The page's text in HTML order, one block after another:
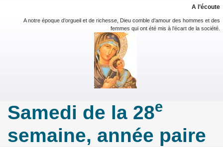
A l’écoute
A notre époque d’orgueil et de richesse, Dieu comble d’amour des hommes et des
femmes qui ont été mis à l’écart de la société.
Samedi de la 28e
semaine, année paire